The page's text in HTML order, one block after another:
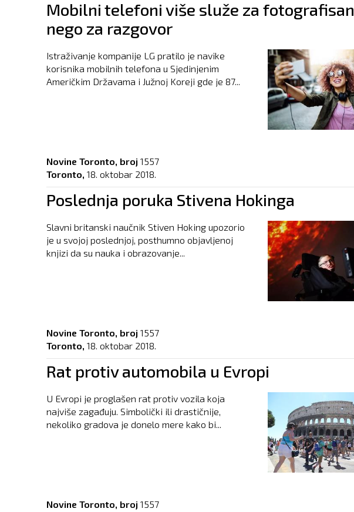
Mobilni telefoni više služe za
nego za razgovor
Istraživanje kompanije LG pratilo je navike
korisnika mobilnih telefona u Sjedinjenim
Američkim Državama i Južnoj Koreji gde je 87...
Novine Toronto, broj 1557
Toronto, 18. oktobar 2018.
Poslednja poruka Stivena Hokinga
Slavni britanski naučnik Stiven Hoking upozorio
je u svojoj poslednjoj, posthumno objavljenoj
knjizi da su nauka i obrazovanje...
Novine Toronto, broj 1557
Toronto, 18. oktobar 2018.
Rat protiv automobila u Evropi
U Evropi je proglašen rat protiv vozila koja
najviše zagađuju. Simbolički ili drastičnije,
nekoliko gradova je donelo mere kako bi...
Novine Toronto, broj 1557